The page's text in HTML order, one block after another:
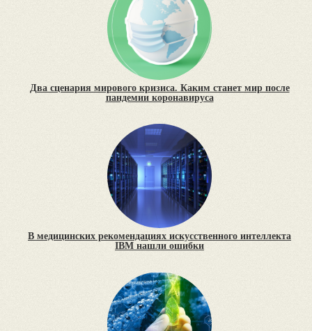
Два сценария мирового кризиса. Каким станет мир после
пандемии коронавируса
В медицинских рекомендациях искусственного интеллекта
IBM нашли ошибки